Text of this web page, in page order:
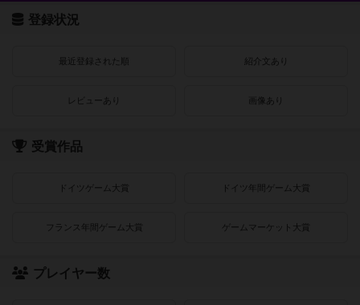
登録状況
最近登録された順 紹介文あり
レビューあり 画像あり
受賞作品
ドイツゲーム大賞 ドイツ年間ゲーム大賞
フランス年間ゲーム大賞 ゲームマーケット大賞
プレイヤー数